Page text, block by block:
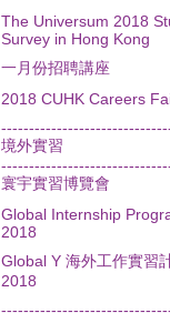
The Universum 2018
Survey in Hong Kong
一月份招聘講座
2018 CUHK Careers
境外實習
寰宇實習博覽會
Global Internship
2018
Global Y 海外工作實習
2018